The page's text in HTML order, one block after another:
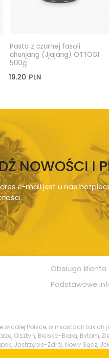
Pasta z czarnej fasoli
chunjang (Jjajang) OTTOGI
500g
19.20 PLN
NOWOŚCI I
e-mail jest u nas
.
Obsługa klienta
Podstawowe
całej Polsce, w miastach takich
Olsztyn, Bielsko-Biała, Bytom,
Jastrzębie-Zdrój, Nowy Sącz,